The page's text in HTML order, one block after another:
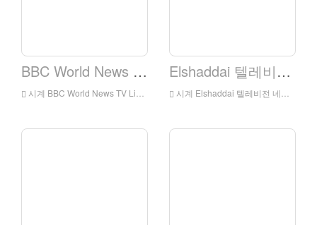
BBC World News TV.
시계 BBC World News TV Live 온라인, BBC 월드 뉴스 TV HD 라이브 스트리밍, BBC World News TV 시계 Live TV
Elshaddai 텔레비전 네트워크
시계 Elshaddai 텔레비전 네트워크 라이브 온라인, Elshaddai 텔레비전 네트워크 HD 라이브 스트리밍, Elshaddai 텔레비전 네트워크 시계 Live TV